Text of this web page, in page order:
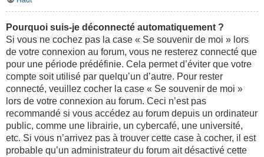
Pourquoi suis-je déconnecté automatiquement ?
Si vous ne cochez pas la case « Se souvenir de moi » lors
de votre connexion au forum, vous ne resterez connecté que
pour une période prédéfinie. Cela permet d’éviter que votre
compte soit utilisé par quelqu’un d’autre. Pour rester
connecté, veuillez cocher la case « Se souvenir de moi »
lors de votre connexion au forum. Ceci n’est pas
recommandé si vous accédez au forum depuis un ordinateur
public, comme une librairie, un cybercafé, une université,
etc. Si vous n’arrivez pas à trouver cette case à cocher, il est
probable qu’un administrateur du forum ait désactivé cette